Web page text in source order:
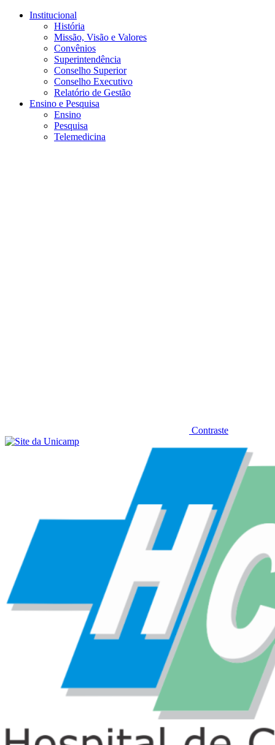
Conteúdo principal
Institucional
História
Missão, Visão e Valores
Convênios
Superintendência
Conselho Superior
Conselho Executivo
Relatório de Gestão
Ensino e Pesquisa
Ensino
Pesquisa
Telemedicina
Contraste